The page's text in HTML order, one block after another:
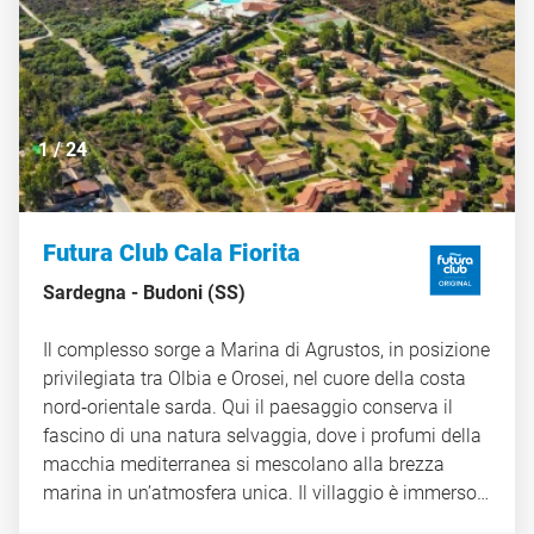
culturale e paesaggistico, permettendo di scoprire
con facilità le meraviglie della Sicilia orientale. CIN
IT089017A1QPOFA36R
1/24
Futura Club Cala Fiorita
Sardegna - Budoni (SS)
Il complesso sorge a Marina di Agrustos, in posizione
privilegiata tra Olbia e Orosei, nel cuore della costa
nord‑orientale sarda. Qui il paesaggio conserva il
fascino di una natura selvaggia, dove i profumi della
macchia mediterranea si mescolano alla brezza
marina in un’atmosfera unica. Il villaggio è immerso